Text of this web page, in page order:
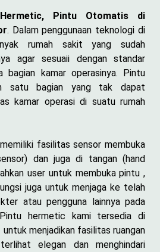
Pintu Otomatis di
. Dalam penggunaan teknologi di
rumah sakit yang sudah
agar sesuaii dengan standar
bagian kamar operasinya. Pintu
satu bagian yang tak dapat
kamar operasi di suatu rumah
fasilitas sensor membuka
dan juga di tangan (hand
user untuk membuka pintu ,
juga untuk menjaga ke telah
atau pengguna lainnya pada
hermetic kami tersedia di
menjadikan fasilitas ruangan
elegan dan menghindari